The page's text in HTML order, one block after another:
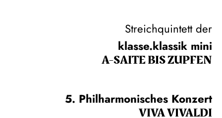
Streichquintett der
klasse.klassik mini
A-SAITE BIS ZUPFEN
5. Philharmonisches Konzert
VIVA VIVALDI